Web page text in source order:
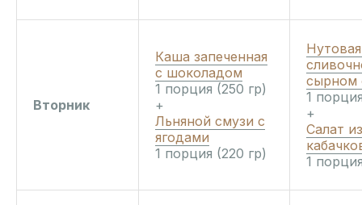
Вторник
Каша запеченная
с шоколадом
1 порция (250 гр)
+
Льняной смузи с
ягодами
1 порция (220 гр)
сырном
1
+
Салат из
1